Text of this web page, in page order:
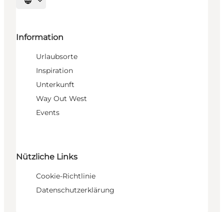
Sprache auswählen
Information
Urlaubsorte
Inspiration
Unterkunft
Way Out West
Events
Nützliche Links
Cookie-Richtlinie
Datenschutzerklärung